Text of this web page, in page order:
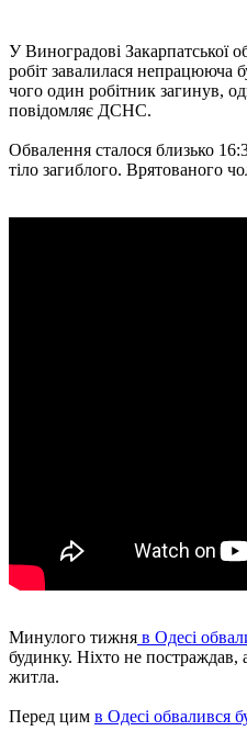
У Виноградові Закарпатської
робіт завалилася непрацююча
чого один робітник загинув,
повідомляє ДСНС.
Обвалення сталося близько
тіло загиблого. Врятованого
Минулого тижня в Одесі
будинку. Ніхто не постраждав,
житла.
Перед цим в Одесі обвалився